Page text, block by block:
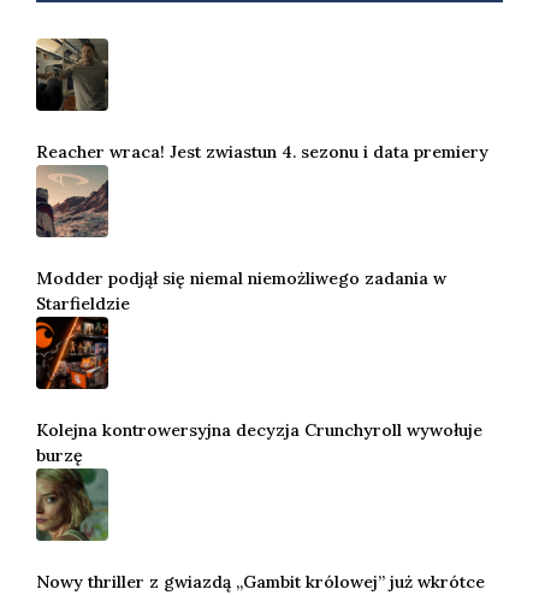
Reacher wraca! Jest zwiastun 4. sezonu i data premiery
Modder podjął się niemal niemożliwego zadania w
Starfieldzie
Kolejna kontrowersyjna decyzja Crunchyroll wywołuje
burzę
Nowy thriller z gwiazdą „Gambit królowej” już wkrótce